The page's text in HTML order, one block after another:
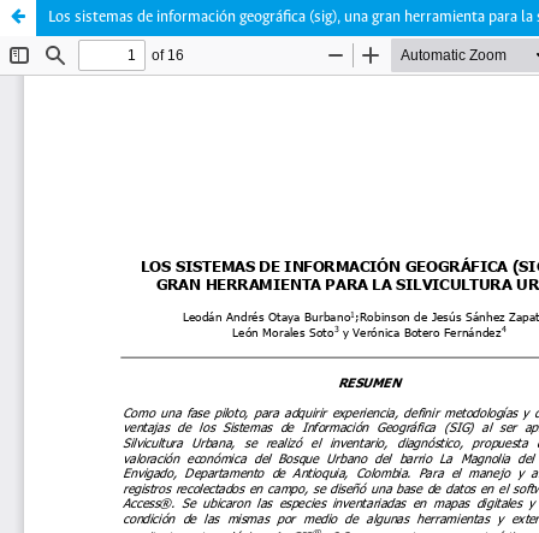
Los sistemas de información geográfica (sig), una gran herramienta para